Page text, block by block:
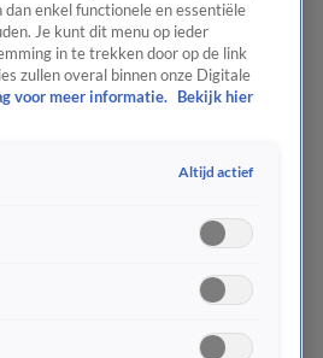
enkel functionele en essentiële
Je kunt dit menu op ieder
in te trekken door op de link
zullen overal binnen onze Digitale
voor meer informatie.
Bekijk hier
Altijd actief